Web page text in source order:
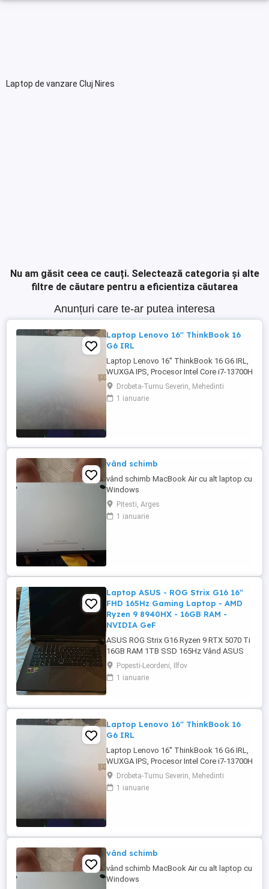
Laptop de vanzare Cluj Nires
Nu am găsit ceea ce cauți. Selectează categoria și alte
filtre de căutare pentru a eficientiza căutarea
Anunțuri care te-ar putea interesa
Laptop Lenovo 16'' ThinkBook 16
G6 IRL
Laptop Lenovo 16'' ThinkBook 16 G6 IRL,
WUXGA IPS, Procesor Intel Core i7-13700H
(24M Cache, up to 5.00 GHz), 32GB DDR5,
1TB SSD, Intel Iris Xe, Arctic Grey, Licente:
Microsoft Windows 11 Pro + Microsoft
Drobeta-Turnu Severin, Mehedinti
1 ianuarie
vând schimb
vând schimb MacBook Air cu alt laptop cu
Windows
Pitesti, Arges
1 ianuarie
Laptop ASUS - ROG Strix G16 16"
FHD 165Hz Gaming Laptop - AMD
Ryzen 9 8940HX - 16GB RAM -
NVIDIA GeF
ASUS ROG Strix G16 Ryzen 9 RTX 5070 Ti
16GB RAM 1TB SSD 165Hz Vând ASUS
ROG Strix G16 în stare impecabilă, folosit
foarte puțin și întreținut cu mare grijă.
Laptopul funcționează perfect, fără
Popesti-Leordeni, Ilfov
1 ianuarie
Laptop Lenovo 16'' ThinkBook 16
G6 IRL
Laptop Lenovo 16'' ThinkBook 16 G6 IRL,
WUXGA IPS, Procesor Intel Core i7-13700H
(24M Cache, up to 5.00 GHz), 32GB DDR5,
1TB SSD, Intel Iris Xe, Arctic Grey, Licente:
Microsoft Windows 11 Pro + Microsoft
Drobeta-Turnu Severin, Mehedinti
1 ianuarie
vând schimb
vând schimb MacBook Air cu alt laptop cu
Windows